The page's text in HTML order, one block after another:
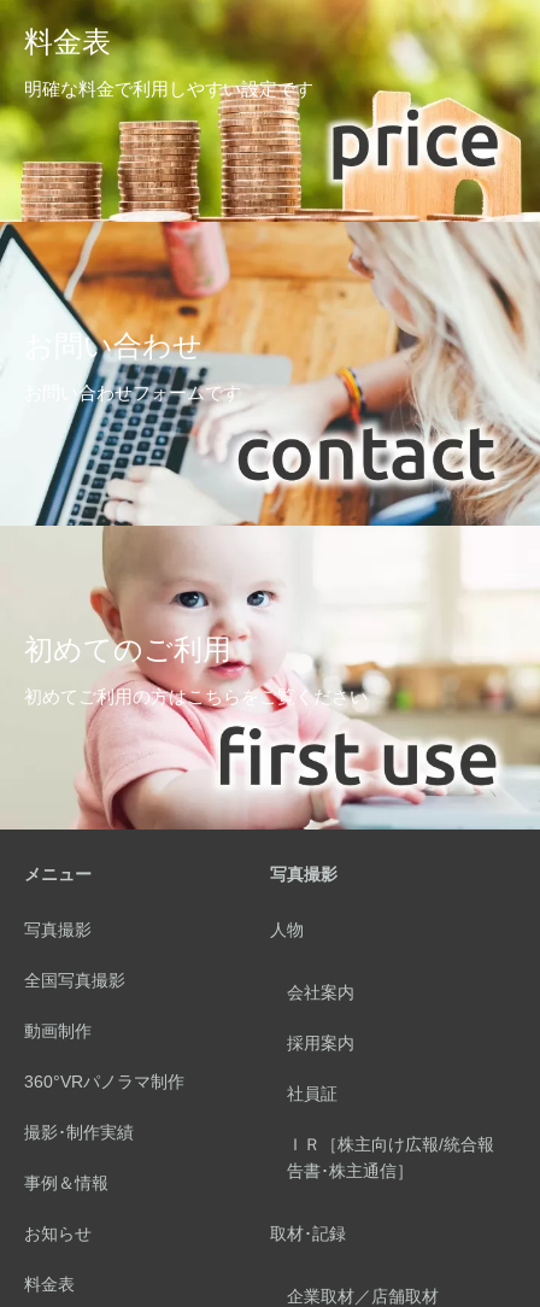
料金表
明確な料金で利用しやすい設定です
お問い合わせ
お問い合わせフォームです
初めてのご利用
初めてご利用の方はこちらをご覧ください
メニュー
写真撮影
全国写真撮影
動画制作
360°VRパノラマ制作
撮影･制作実績
事例＆情報
お知らせ
料金表
写真撮影
人物
会社案内
採用案内
社員証
ＩＲ［株主向け広報/統合報
告書･株主通信］
取材･記録
企業取材／店舗取材